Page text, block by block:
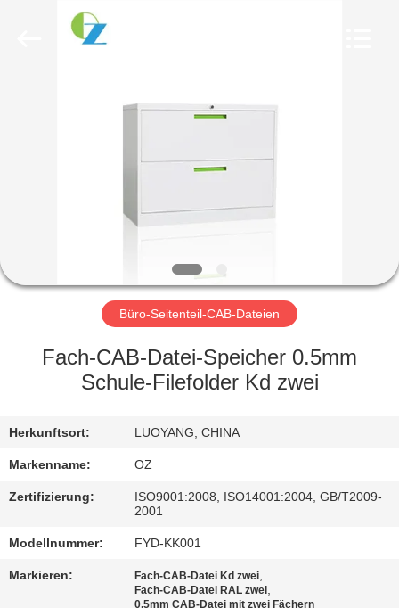
FABRIK-
AUSFLUG
QUALITÄTSKONTROLLE
TRETEN
SIE
MIT
IN
VERBINDUNG
Büro-Seitenteil-CAB-Dateien
Fach-CAB-Datei-Speicher 0.5mm
Schule-Filefolder Kd zwei
Herkunftsort: LUOYANG, CHINA
Markenname: OZ
Zertifizierung:
ISO9001:2008, ISO14001:2004, GB/T2009-
2001
Modellnummer: FYD-KK001
Markieren: Fach-CAB-Datei Kd zwei,
Fach-CAB-Datei RAL zwei,
0.5mm CAB-Datei mit zwei Fächern